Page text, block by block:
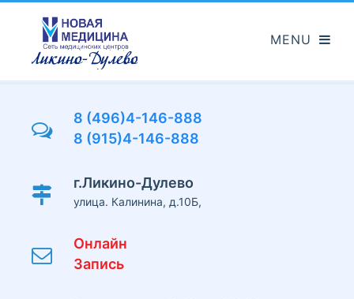
основному
содержанию
8 (496)4-146-888
8 (915)4-146-888
г.Ликино-Дулево
улица. Калинина, д.10Б,
Онлайн
Запись